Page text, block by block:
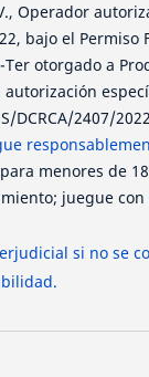
Operador
bajo el Permiso
Ter otorgado a
autorización
DCRCA/2407/
menores de
juegue con
si no se